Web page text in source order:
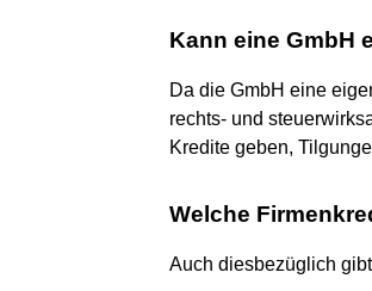
Kann eine GmbH
Da die GmbH eine
rechts- und
Kredite geben,
Welche
Auch diesbezüglich